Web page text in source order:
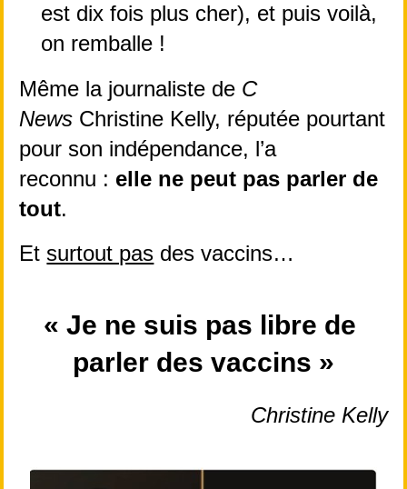
est dix fois plus cher), et puis voilà,
on remballe !
Même la journaliste de C
News Christine Kelly, réputée pourtant
pour son indépendance, l’a
reconnu : elle ne peut pas parler de
tout.
Et surtout pas des vaccins…
« Je ne suis pas libre de
parler des vaccins »
Christine Kelly